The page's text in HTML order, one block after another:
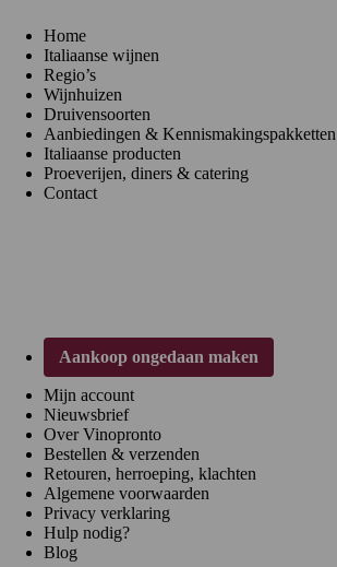
Home
Italiaanse wijnen
Regio’s
Wijnhuizen
Druivensoorten
Aanbiedingen & Kennismakingspakketten
Italiaanse producten
Proeverijen, diners & catering
Contact
Aankoop ongedaan maken
Mijn account
Nieuwsbrief
Over Vinopronto
Bestellen & verzenden
Retouren, herroeping, klachten
Algemene voorwaarden
Privacy verklaring
Hulp nodig?
Blog